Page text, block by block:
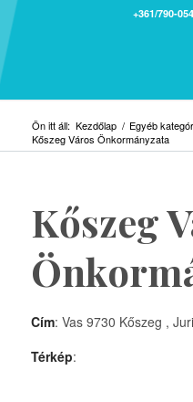
+361/790-
Ön itt áll: Kezdőlap / Egyéb
Kőszeg Város Önkormányzata
Kőszeg
Cím: Vas 9730 Kőszeg ,
Térkép: